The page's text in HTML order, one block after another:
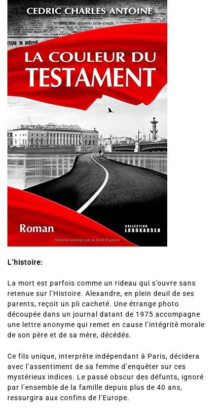
L’histoire:
La mort est parfois comme un rideau qui s’ouvre sans
retenue sur l’Histoire. Alexandre, en plein deuil de ses
parents, reçoit un pli cacheté. Une étrange photo
découpée dans un journal datant de 1975 accompagne
une lettre anonyme qui remet en cause l’intégrité morale
de son père et de sa mère, décédés.
Ce fils unique, interprète indépendant à Paris, décidera
avec l’assentiment de sa femme d’enquêter sur ces
mystérieux indices. Le passé obscur des défunts, ignoré
par l’ensemble de la famille depuis plus de 40 ans,
ressurgira aux confins de l’Europe.